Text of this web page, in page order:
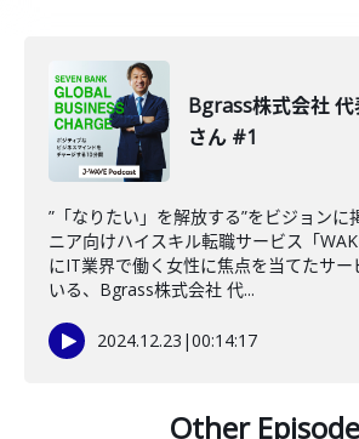
Bgrass株式会社
さん #1
”「なりたい」を解放する”をビジョンに
ニア向けハイスキル転職サービス「
にIT業界で働く女性に焦点を当てたサー
いる、Bgrass株式会社 代...
2024.12.23 |00:14:17
Other